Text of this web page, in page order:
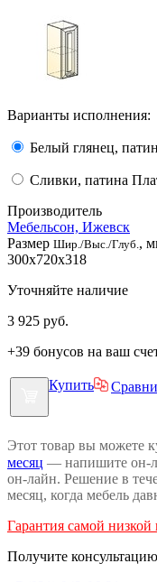
Варианты исполнения:
Белый глянец,
Сливки, патина
Производитель
Мебельсон, Ижевск
Размер Шир./Выс./Глуб. ,
300x720x318
Уточняйте наличие
3 925 руб.
+39 бонусов на ваш
Купить
Этот товар вы можете
месяц — напишите он-
он-лайн. Решение в
месяц, когда мебель
Гарантия самой
Получите